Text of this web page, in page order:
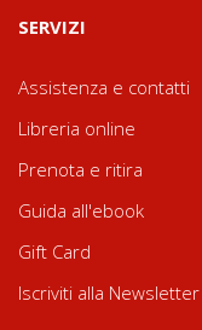
SERVIZI
Assistenza e contatti
Libreria online
Prenota e ritira
Guida all'ebook
Gift Card
Iscriviti alla Newsletter